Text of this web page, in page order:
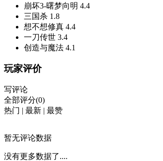
崩坏3-曙梦向明 4.4
三国杀 1.8
想不想修真 4.4
一刀传世 3.4
创造与魔法 4.1
玩家评价
写评论
全部评分(0)
热门 | 最新 | 最赞
暂无评论数据
没有更多数据了....